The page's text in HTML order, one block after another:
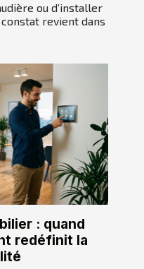
ou d’installer
revient dans
: quand
redéfinit la